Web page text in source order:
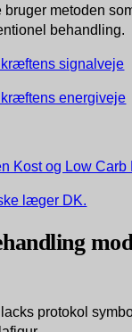
metoden
behandling.
signalveje
energiveje
Kost og Low
læger DK.